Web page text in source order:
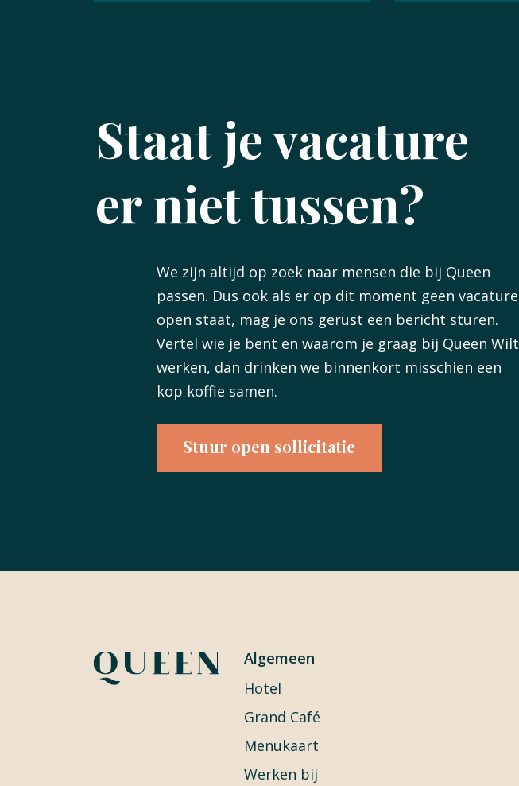
Staat je vacature
er niet tussen?
We zijn altijd op zoek naar mensen die bij Queen
passen. Dus ook als er op dit moment geen vacature
open staat, mag je ons gerust een bericht sturen.
Vertel wie je bent en waarom je graag bij Queen Wilt
werken, dan drinken we binnenkort misschien een
kop koffie samen.
Stuur open sollicitatie
Algemeen
Hotel
Grand Café
Menukaart
Werken bij